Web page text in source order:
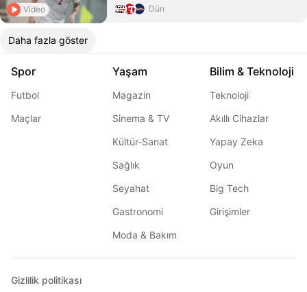
Video Dün
Daha fazla göster
Spor
Futbol
Maçlar
Yaşam
Magazin
Sinema & TV
Kültür-Sanat
Sağlık
Seyahat
Gastronomi
Moda & Bakım
Bilim & Teknoloji
Teknoloji
Akıllı Cihazlar
Yapay Zeka
Oyun
Big Tech
Girişimler
Gizlilik politikası